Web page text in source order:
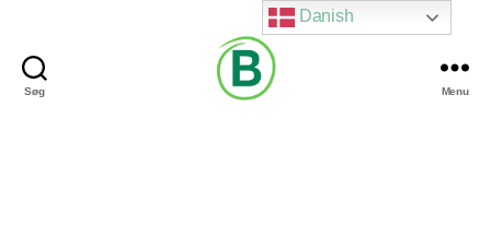
Søg Menu
Danish